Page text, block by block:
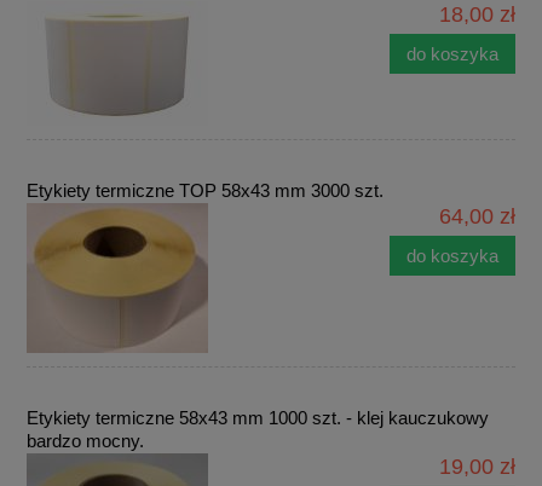
18,00 zł
do koszyka
Etykiety termiczne TOP 58x43 mm 3000 szt.
64,00 zł
do koszyka
Etykiety termiczne 58x43 mm 1000 szt. - klej kauczukowy
bardzo mocny.
19,00 zł